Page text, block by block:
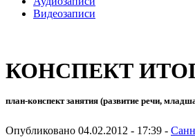
Видеозаписи
КОНСПЕКТ
план-конспект занятия (развитие речи,
Опубликовано 04.02.2012 - 17:39 -